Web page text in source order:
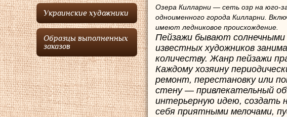
Украинские художники
Образцы выполненных
заказов
Озера Килларни — сеть озр на юго-
одноименного города Килларни.
имеют ледниковое происхождение.
Пейзажи бывают
известных художников
количеству. Жанр пейзажи
Каждому хозяину
ремонт, перестановку или
стену — привлекательный
интерьерную идею,
себя приятными мелочами,